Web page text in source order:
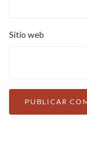
Sitio web